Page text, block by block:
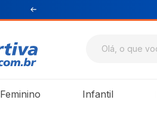
Feminino Infantil